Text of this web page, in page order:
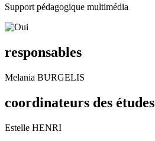
Support pédagogique multimédia
responsables
Melania BURGELIS
coordinateurs des études
Estelle HENRI